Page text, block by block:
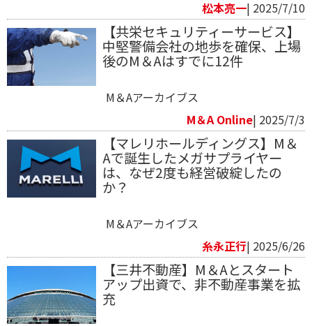
松本亮一| 2025/7/10
【共栄セキュリティーサービス】
中堅警備会社の地歩を確保、上場
後のM＆Aはすでに12件
M＆Aアーカイブス
M＆A Online| 2025/7/3
【マレリホールディングス】M＆
Aで誕生したメガサプライヤー
は、なぜ2度も経営破綻したの
か？
M＆Aアーカイブス
糸永正行| 2025/6/26
【三井不動産】M＆Aとスタート
アップ出資で、非不動産事業を拡
充